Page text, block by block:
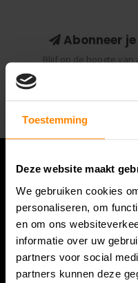
Toestemming
Deze website maakt
We gebruiken cookies
personaliseren, om
en om ons
informatie over uw
partners voor social
partners kunnen deze
Abonneer
Blijf op de hoogte van